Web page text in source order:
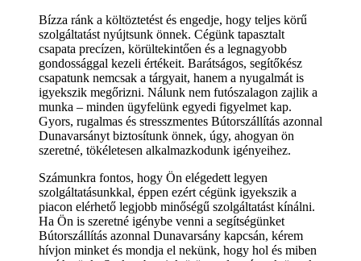
Bízza ránk a költöztetést és engedje, hogy teljes körű
szolgáltatást nyújtsunk önnek. Cégünk tapasztalt
csapata precízen, körültekintően és a legnagyobb
gondossággal kezeli értékeit. Barátságos, segítőkész
csapatunk nemcsak a tárgyait, hanem a nyugalmát is
igyekszik megőrizni. Nálunk nem futószalagon zajlik a
munka – minden ügyfelünk egyedi figyelmet kap.
Gyors, rugalmas és stresszmentes Bútorszállítás azonnal
Dunavarsányt biztosítunk önnek, úgy, ahogyan ön
szeretné, tökéletesen alkalmazkodunk igényeihez.
Számunkra fontos, hogy Ön elégedett legyen
szolgáltatásunkkal, éppen ezért cégünk igyekszik a
piacon elérhető legjobb minőségű szolgáltatást kínálni.
Ha Ön is szeretné igénybe venni a segítségünket
Bútorszállítás azonnal Dunavarsány kapcsán, kérem
hívjon minket és mondja el nekünk, hogy hol és miben